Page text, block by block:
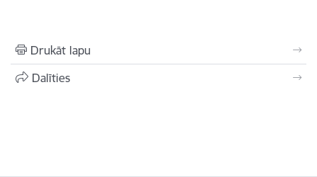
Drukāt lapu
Dalīties